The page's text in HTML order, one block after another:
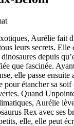
Aurélie fait
leurs secrets. Elle
depuis
que fascinée.
elle passe ensuite
étancher sa soif
Quand
Aurélie
Rex avec ses
elle, elle peut